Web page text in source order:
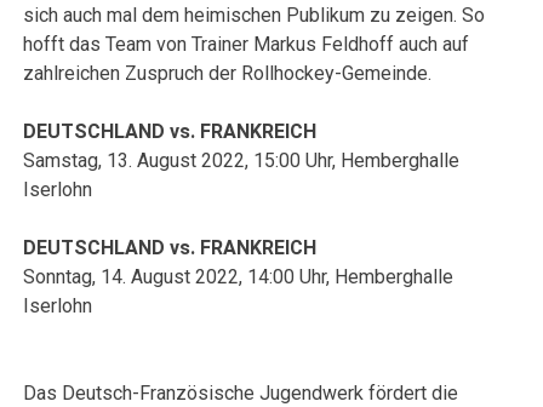
sich auch mal dem heimischen Publikum zu zeigen. So
hofft das Team von Trainer Markus Feldhoff auch auf
zahlreichen Zuspruch der Rollhockey-Gemeinde.
DEUTSCHLAND vs. FRANKREICH
Samstag, 13. August 2022, 15:00 Uhr, Hemberghalle
Iserlohn
DEUTSCHLAND vs. FRANKREICH
Sonntag, 14. August 2022, 14:00 Uhr, Hemberghalle
Iserlohn
Das Deutsch-Französische Jugendwerk fördert die